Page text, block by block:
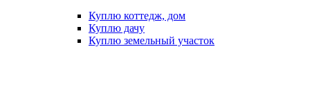
Куплю коттедж, дом
Куплю дачу
Куплю земельный участок